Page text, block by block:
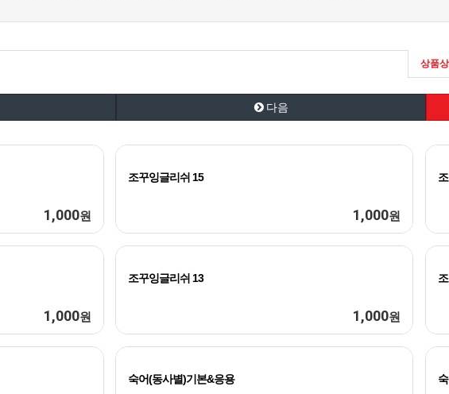
상품
다음
1,000원
조꾸잉글리쉬 15
1,000원
1,000원
조꾸잉글리쉬 13
1,000원
숙어(동사별)기본&응용